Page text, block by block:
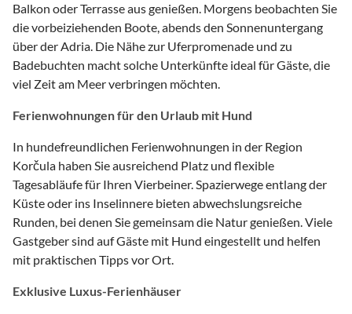
Balkon oder Terrasse aus genießen. Morgens beobachten Sie
die vorbeiziehenden Boote, abends den Sonnenuntergang
über der Adria. Die Nähe zur Uferpromenade und zu
Badebuchten macht solche Unterkünfte ideal für Gäste, die
viel Zeit am Meer verbringen möchten.
Ferienwohnungen für den Urlaub mit Hund
In hundefreundlichen Ferienwohnungen in der Region
Korčula haben Sie ausreichend Platz und flexible
Tagesabläufe für Ihren Vierbeiner. Spazierwege entlang der
Küste oder ins Inselinnere bieten abwechslungsreiche
Runden, bei denen Sie gemeinsam die Natur genießen. Viele
Gastgeber sind auf Gäste mit Hund eingestellt und helfen
mit praktischen Tipps vor Ort.
Exklusive Luxus-Ferienhäuser